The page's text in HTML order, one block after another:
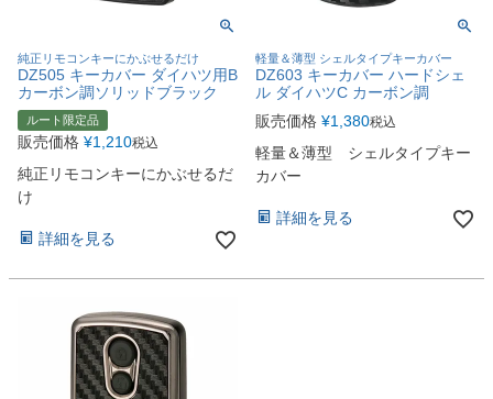
純正リモコンキーにかぶせるだけ
DZ505 キーカバー ダイハツ用B
カーボン調ソリッドブラック
ルート限定品
販売価格 ¥1,210税込
純正リモコンキーにかぶせるだ
け
詳細を見る
軽量＆薄型 シェルタイプキーカバー
DZ603 キーカバー ハードシェ
ル ダイハツC カーボン調
販売価格 ¥1,380税込
軽量＆薄型 シェルタイプキー
カバー
詳細を見る